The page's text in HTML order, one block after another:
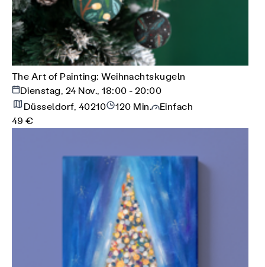
The Art of Painting: Weihnachtskugeln
Dienstag, 24 Nov., 18:00 - 20:00
Düsseldorf, 40210
120 Min.
Einfach
49 €